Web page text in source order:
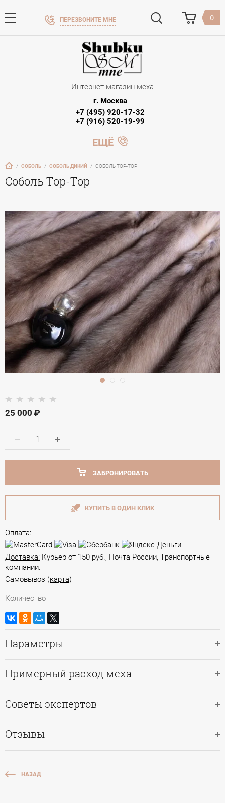
ПЕРЕЗВОНИТЕ МНЕ 0
г. Москва
+7 (495) 920-17-32
+7 (916) 520-19-99
ЕЩЁ
Интернет-магазин меха
   /
СОБОЛЬ
   /
СОБОЛЬ ДИКИЙ
   /
СОБОЛЬ ТОР-ТОР
Соболь Тор-Тор
25 000
ЗАБРОНИРОВАТЬ
КУПИТЬ В ОДИН КЛИК
Оплата:
Доставка: Курьер от 150 руб., Почта России, Транспортные
компании.
Самовывоз (карта)
Количество
Параметры
Примерный расход меха
Советы экспертов
Отзывы
НАЗАД